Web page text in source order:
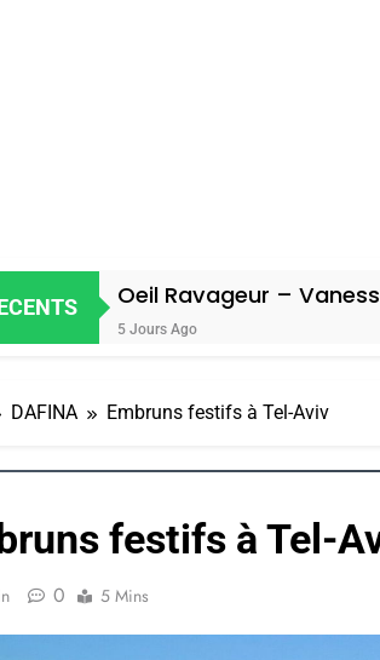
Ravageur – Vanessa De Loya
DAFINA Embruns festifs à Tel-Aviv
festifs à Tel-
0 5 Mins